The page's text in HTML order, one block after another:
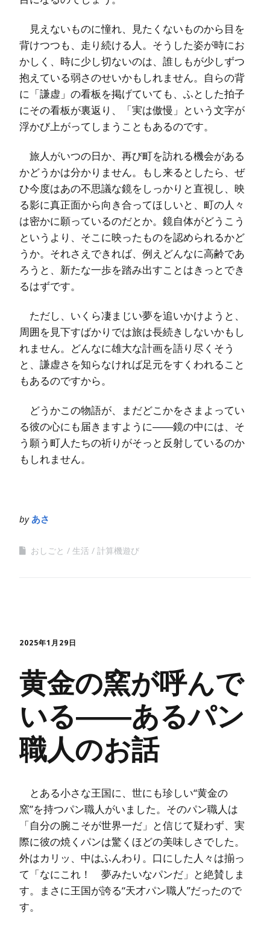
見えないものに憧れ、見たくないものから目を
背けつつも、走り続ける人。そうした姿が時にお
かしく、時に少し切ないのは、誰しもが少しずつ
抱えている弱さのせいかもしれません。自らの背
に「謙虚」の看板を掲げていても、ふとした拍子
にその看板が裏返り、「実は傲慢」という文字が
浮かび上がってしまうこともあるのです。
旅人がいつの日か、再び町を訪れる機会がある
かどうかは分かりません。もし来るとしたら、ぜ
ひ今度はあの不思議な鏡をしっかりと直視し、映
る影に真正面から向き合ってほしいと、町の人々
は密かに願っているのだとか。鏡自体がどうこう
というより、そこに映ったものを認められるかど
うか。それさえできれば、例えどんなに高齢であ
ろうと、新たな一歩を踏み出すことはきっとでき
るはずです。
ただし、いくら凄まじい夢を追いかけようと、
周囲を見下すばかりでは旅は長続きしないかもし
れません。どんなに雄大な計画を語り尽くそう
と、謙虚さを知らなければ足元をすくわれること
もあるのですから。
どうかこの物語が、まだどこかをさまよってい
る彼の心にも届きますように――鏡の中には、そ
う願う町人たちの祈りがそっと反射しているのか
もしれません。
byあさ
おしごと 生活 計算機遊び
2025年1月29日
黄金の窯が呼んで
いる――あるパン
職人のお話
とある小さな王国に、世にも珍しい“黄金の
窯”を持つパン職人がいました。そのパン職人は
「自分の腕こそが世界一だ」と信じて疑わず、実
際に彼の焼くパンは驚くほどの美味しさでした。
外はカリッ、中はふんわり。口にした人々は揃っ
て「なにこれ！ 夢みたいなパンだ」と絶賛しま
す。まさに王国が誇る“天才パン職人”だったので
す。